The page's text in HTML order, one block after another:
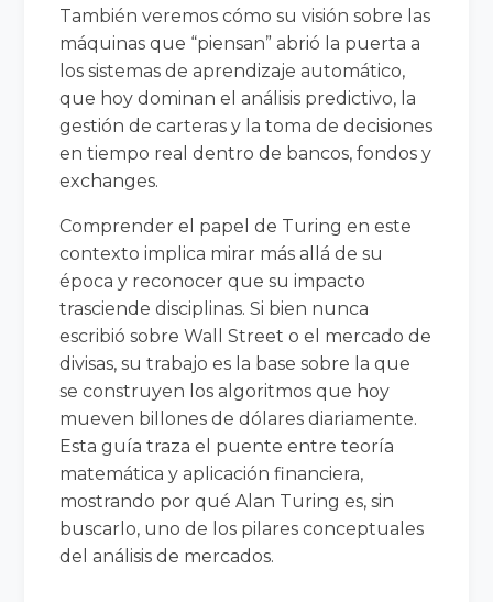
También veremos cómo su visión sobre las
máquinas que “piensan” abrió la puerta a
los sistemas de aprendizaje automático,
que hoy dominan el análisis predictivo, la
gestión de carteras y la toma de decisiones
en tiempo real dentro de bancos, fondos y
exchanges.
Comprender el papel de Turing en este
contexto implica mirar más allá de su
época y reconocer que su impacto
trasciende disciplinas. Si bien nunca
escribió sobre Wall Street o el mercado de
divisas, su trabajo es la base sobre la que
se construyen los algoritmos que hoy
mueven billones de dólares diariamente.
Esta guía traza el puente entre teoría
matemática y aplicación financiera,
mostrando por qué Alan Turing es, sin
buscarlo, uno de los pilares conceptuales
del análisis de mercados.